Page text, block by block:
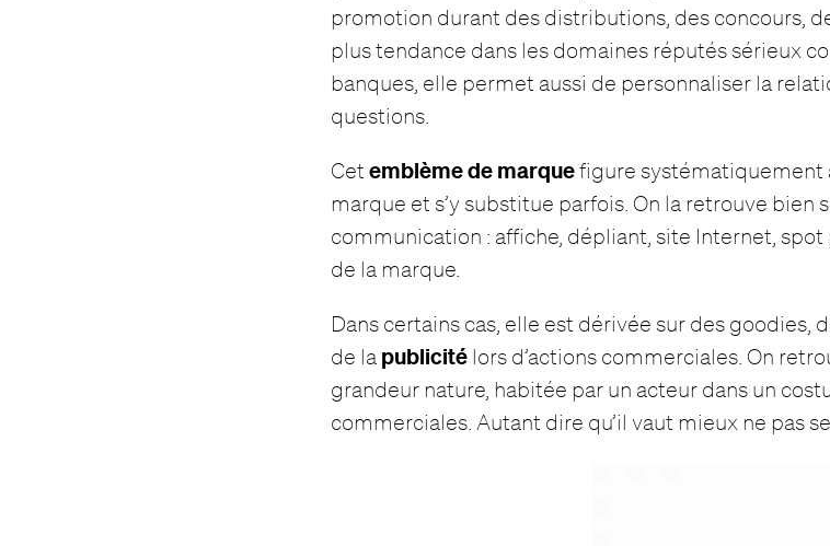
promotion durant des distributions, des concours,
plus tendance dans les domaines réputés sérieux
banques, elle permet aussi de personnaliser la
questions.
Cetemblème de marquefigure systématiquement
marque et s’y substitue parfois. On la retrouve bien
communication : affiche, dépliant, site Internet, spot
de la marque.
Dans certains cas, elle est dérivée sur des goodies,
de la publicité lors d’actions commerciales. On
grandeur nature, habitée par un acteur dans un
commerciales. Autant dire qu’il vaut mieux ne pas